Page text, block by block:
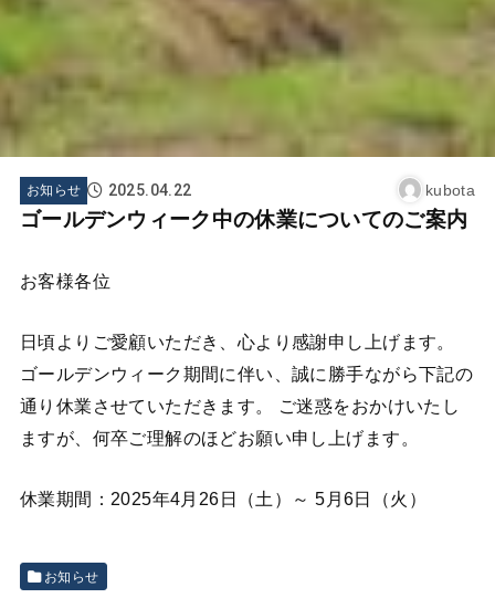
お知らせ 2025.04.22 kubota
ゴールデンウィーク中の休業についてのご案内
お客様各位
日頃よりご愛顧いただき、心より感謝申し上げます。
ゴールデンウィーク期間に伴い、誠に勝手ながら下記の
通り休業させていただきます。 ご迷惑をおかけいたし
ますが、何卒ご理解のほどお願い申し上げます。
休業期間：2025年4月26日（土）～ 5月6日（火）
お知らせ